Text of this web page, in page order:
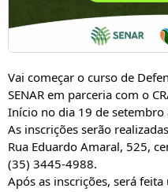
Vai começar o curso de
SENAR em parceria com o
Início no dia 19 de setembro
As inscrições serão
Rua Eduardo Amaral, 525,
(35) 3445-4988.
Após as inscrições, será